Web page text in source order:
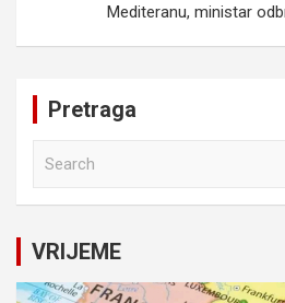
Mediteranu, ministar
Pretraga
c
h
VRIJEME